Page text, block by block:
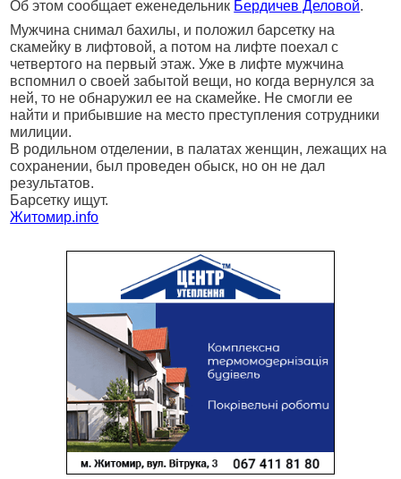
Об этом сообщает еженедельник Бердичев Деловой.
Мужчина снимал бахилы, и положил барсетку на
скамейку в лифтовой, а потом на лифте поехал с
четвертого на первый этаж. Уже в лифте мужчина
вспомнил о своей забытой вещи, но когда вернулся за
ней, то не обнаружил ее на скамейке. Не смогли ее
найти и прибывшие на место преступления сотрудники
милиции.
В родильном отделении, в палатах женщин, лежащих на
сохранении, был проведен обыск, но он не дал
результатов.
Барсетку ищут.
Житомир.info